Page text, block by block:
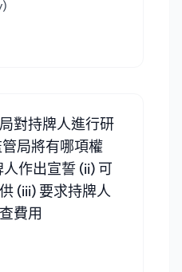
對持牌人進行研
局將有哪項權
作出宣誓 (ii) 可
(iii) 要求持牌人
費用